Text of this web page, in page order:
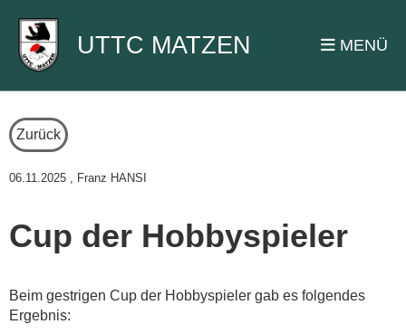
UTTC MATZEN MENÜ
Zurück
06.11.2025 , Franz HANSI
Cup der Hobbyspieler
Beim gestrigen Cup der Hobbyspieler gab es folgendes
Ergebnis: